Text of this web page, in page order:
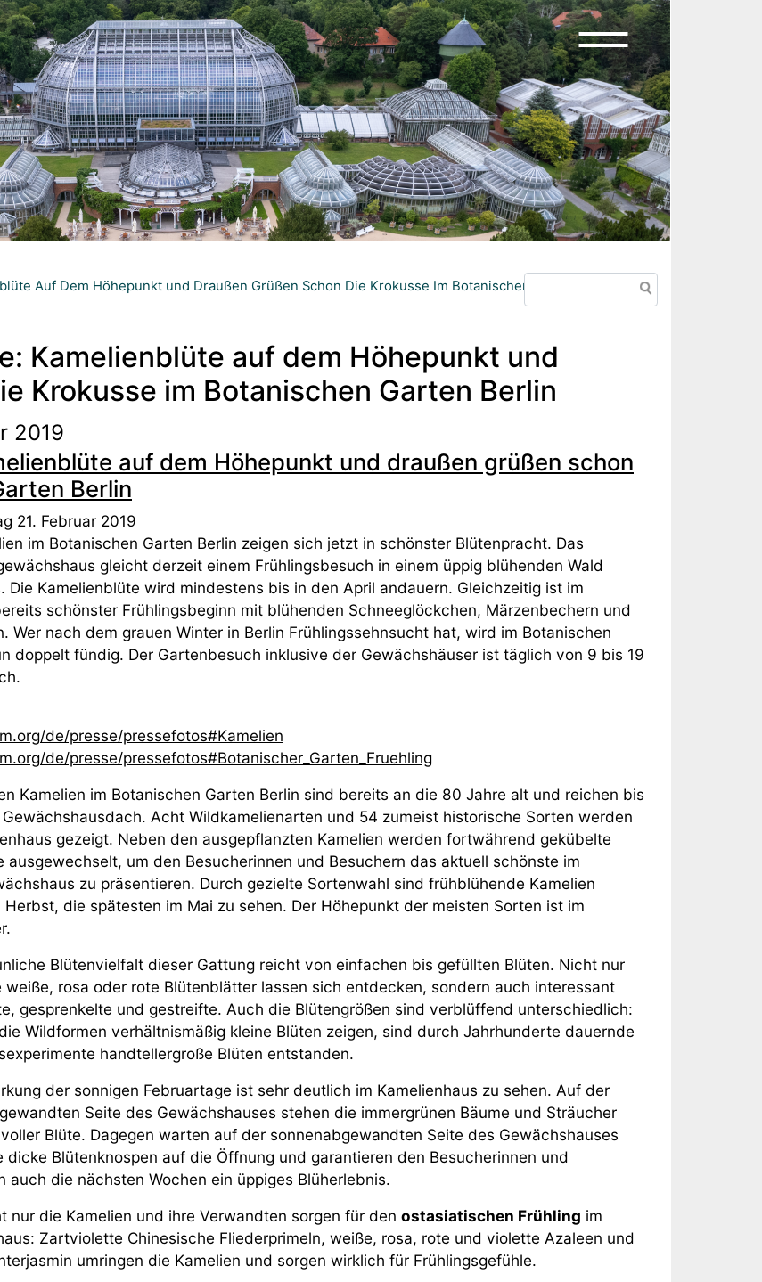
Auf Dem Höhepunkt und Draußen Grüßen Schon Die Krokusse Im Botanischen Garten Berlin
Suche
Kamelienblüte auf dem Höhepunkt und
Krokusse im Botanischen Garten Berlin
2019
auf dem Höhepunkt und draußen grüßen schon
Berlin
21. Februar 2019
im Botanischen Garten Berlin zeigen sich jetzt in schönster Blütenpracht. Das
gleicht derzeit einem Frühlingsbesuch in einem üppig blühenden Wald
Die Kamelienblüte wird mindestens bis in den April andauern. Gleichzeitig ist im
schönster Frühlingsbeginn mit blühenden Schneeglöckchen, Märzenbechern und
Wer nach dem grauen Winter in Berlin Frühlingssehnsucht hat, wird im Botanischen
doppelt fündig. Der Gartenbesuch inklusive der Gewächshäuser ist täglich von 9 bis 19
de/presse/pressefotos#Kamelien
de/presse/pressefotos#Botanischer_Garten_Fruehling
Kamelien im Botanischen Garten Berlin sind bereits an die 80 Jahre alt und reichen bis
Acht Wildkamelienarten und 54 zumeist historische Sorten werden
gezeigt. Neben den ausgepflanzten Kamelien werden fortwährend gekübelte
ausgewechselt, um den Besucherinnen und Besuchern das aktuell schönste im
zu präsentieren. Durch gezielte Sortenwahl sind frühblühende Kamelien
Herbst, die spätesten im Mai zu sehen. Der Höhepunkt der meisten Sorten ist im
Blütenvielfalt dieser Gattung reicht von einfachen bis gefüllten Blüten. Nicht nur
weiße, rosa oder rote Blütenblätter lassen sich entdecken, sondern auch interessant
gesprenkelte und gestreifte. Auch die Blütengrößen sind verblüffend unterschiedlich:
Wildformen verhältnismäßig kleine Blüten zeigen, sind durch Jahrhunderte dauernde
handtellergroße Blüten entstanden.
der sonnigen Februartage ist sehr deutlich im Kamelienhaus zu sehen. Auf der
Seite des Gewächshauses stehen die immergrünen Bäume und Sträucher
Blüte. Dagegen warten auf der sonnenabgewandten Seite des Gewächshauses
dicke Blütenknospen auf die Öffnung und garantieren den Besucherinnen und
auch die nächsten Wochen ein üppiges Blüherlebnis.
nur die Kamelien und ihre Verwandten sorgen für den ostasiatischen Frühling im
Zartviolette Chinesische Fliederprimeln, weiße, rosa, rote und violette Azaleen und
umringen die Kamelien und sorgen wirklich für Frühlingsgefühle.